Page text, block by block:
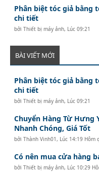
Phân biệt tóc giả bằng
chi tiết
bởiThiết bị máy ảnh, Lúc 09:21
BÀI VIẾT MỚI
Phân biệt tóc giả bằng
chi tiết
bởiThiết bị máy ảnh, Lúc 09:21
Chuyển Hàng Từ Hưng
Nhanh Chóng, Giá Tốt
bởiThành Vinh01 , Lúc 14:19 Hôm
Có nên mua cửa hàng
bởiThiết bị máy ảnh, Lúc 10:29